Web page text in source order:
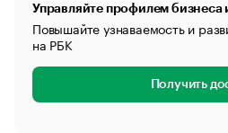
Управляйте профилем бизнеса
Повышайте узнаваемость и
на РБК
Получить